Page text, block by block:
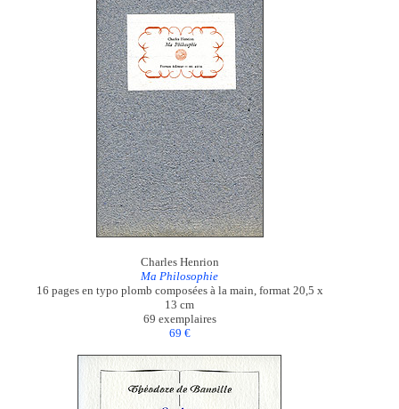
Charles Henrion
Ma Philosophie
16 pages en typo plomb composées à la main, format 20,5 x
13 cm
69 exemplaires
69 €